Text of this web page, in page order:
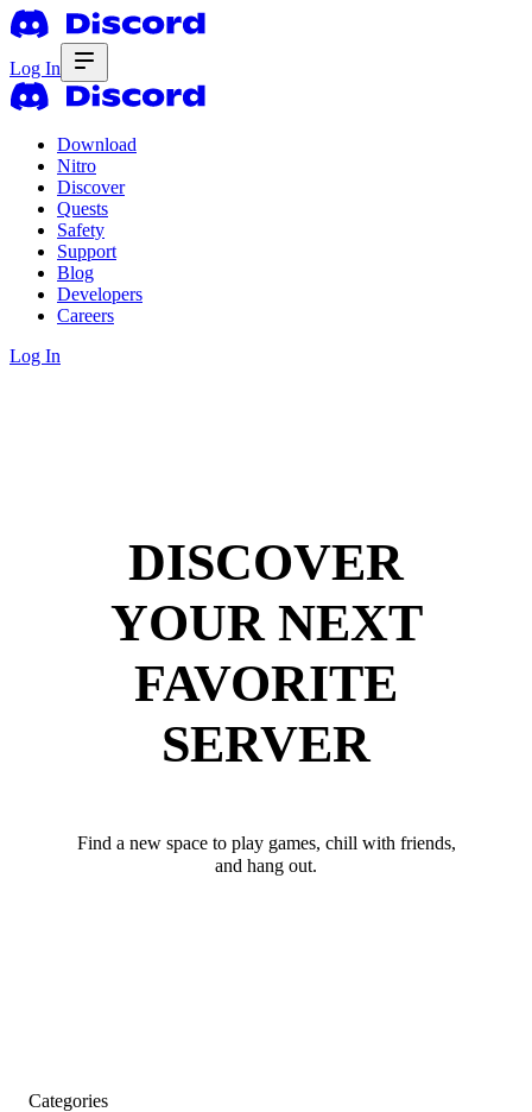
Log In
Download
Nitro
Discover
Quests
Safety
Support
Blog
Developers
Careers
Log In
DISCOVER
YOUR NEXT
FAVORITE
SERVER
Find a new space to play games, chill with friends,
and hang out.
Categories